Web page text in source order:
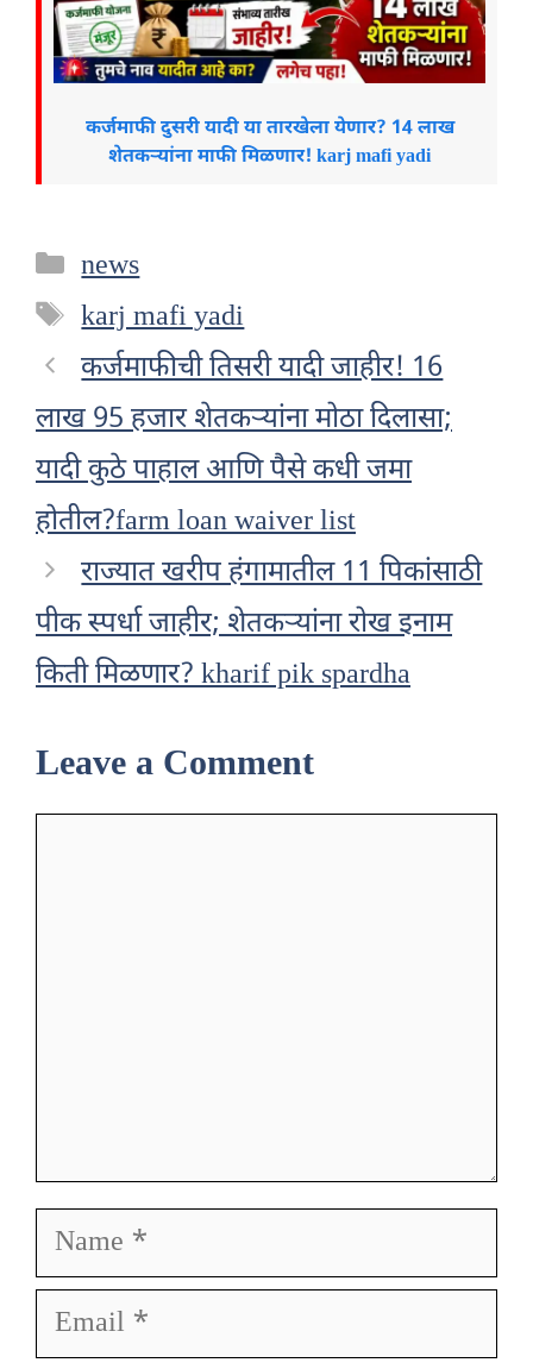
कर्जमाफी दुसरी यादी या तारखेला येणार? 14 लाख
शेतकऱ्यांना माफी मिळणार! karj mafi yadi
Categories
news
Tags
karj mafi yadi
कर्जमाफीची तिसरी यादी जाहीर! 16
लाख 95 हजार शेतकऱ्यांना मोठा दिलासा;
यादी कुठे पाहाल आणि पैसे कधी जमा
होतील?farm loan waiver list
राज्यात खरीप हंगामातील 11 पिकांसाठी
पीक स्पर्धा जाहीर; शेतकऱ्यांना रोख इनाम
किती मिळणार? kharif pik spardha
Leave a Comment
Name
Email